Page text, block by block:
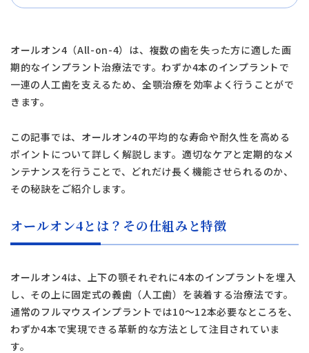
オールオン4（All-on-4）は、複数の歯を失った方に適した画
期的なインプラント治療法です。わずか4本のインプラントで
一連の人工歯を支えるため、全顎治療を効率よく行うことがで
きます。
この記事では、オールオン4の平均的な寿命や耐久性を高める
ポイントについて詳しく解説します。適切なケアと定期的なメ
ンテナンスを行うことで、どれだけ長く機能させられるのか、
その秘訣をご紹介します。
オールオン4とは？その仕組みと特徴
オールオン4は、上下の顎それぞれに4本のインプラントを埋入
し、その上に固定式の義歯（人工歯）を装着する治療法です。
通常のフルマウスインプラントでは10〜12本必要なところを、
わずか4本で実現できる革新的な方法として注目されていま
す。